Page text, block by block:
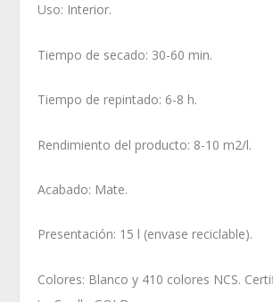
Uso: Interior.
Tiempo de secado: 30-60 min.
Tiempo de repintado: 6-8 h.
Rendimiento del producto: 8-10 m2/l.
Acabado: Mate.
Presentación: 15 l (envase reciclable).
Colores: Blanco y 410 colores NCS.